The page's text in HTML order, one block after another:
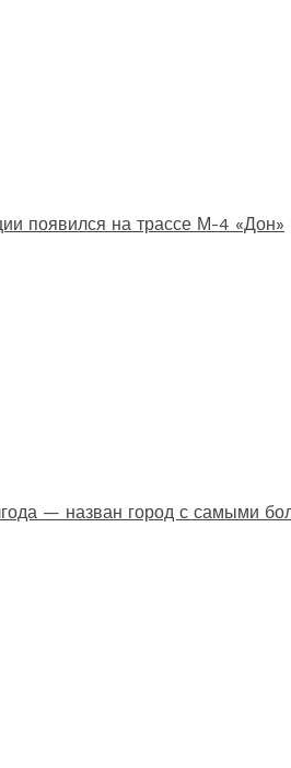
появился на трассе М-4 «Дон»
— назван город с самыми